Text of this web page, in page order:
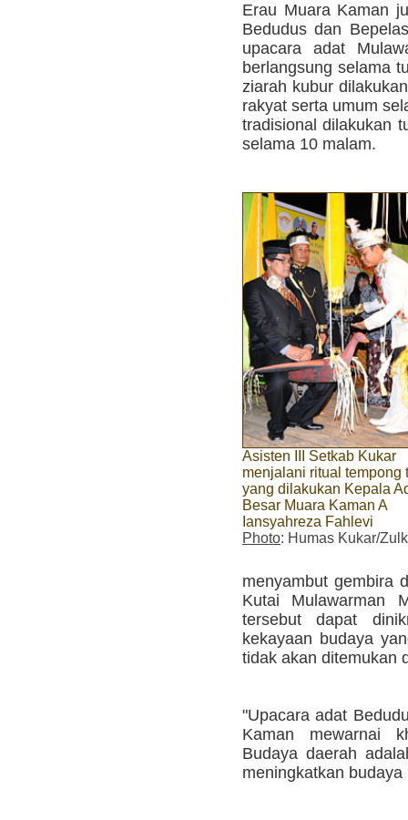
Erau Muara Kaman
Bedudus dan
upacara adat
berlangsung selama
ziarah kubur
rakyat serta umum
tradisional dilakukan
selama 10 malam.
Asisten III Setkab Kukar
menjalani ritual tempong
yang dilakukan Kepala
Besar Muara Kaman A
Iansyahreza Fahlevi
Photo: Humas Kukar/
menyambut gembira
Kutai Mulawarman
tersebut dapat
kekayaan budaya
tidak akan ditemukan
"Upacara adat
Kaman mewarnai
Budaya daerah
meningkatkan